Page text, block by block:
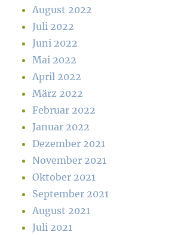
August 2022
Juli 2022
Juni 2022
Mai 2022
April 2022
März 2022
Februar 2022
Januar 2022
Dezember 2021
November 2021
Oktober 2021
September 2021
August 2021
Juli 2021